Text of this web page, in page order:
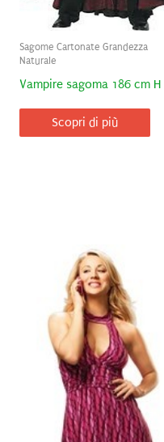
Sagome Cartonate Grandezza
Naturale
Vampire sagoma 186 cm H
Scopri di più